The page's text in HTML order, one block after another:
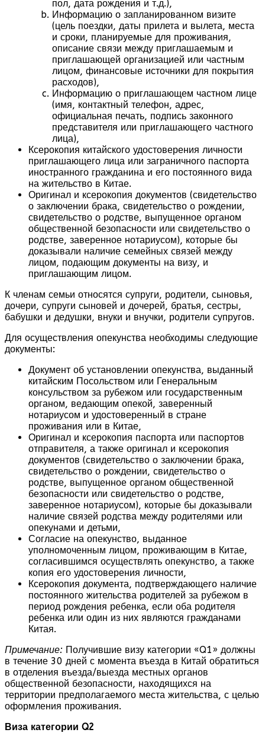
пол, дата рождения и т.д.),
Информацию о запланированном визите
(цель поездки, даты прилета и вылета, места
и сроки, планируемые для проживания,
описание связи между приглашаемым и
приглашающей организацией или частным
лицом, финансовые источники для покрытия
расходов),
Информацию о приглашающем частном лице
(имя, контактный телефон, адрес,
официальная печать, подпись законного
представителя или приглашающего частного
лица),
Ксерокопия китайского удостоверения личности
приглашающего лица или заграничного паспорта
иностранного гражданина и его постоянного вида
на жительство в Китае.
Оригинал и ксерокопия документов (свидетельство
о заключении брака, свидетельство о рождении,
свидетельство о родстве, выпущенное органом
общественной безопасности или свидетельство о
родстве, заверенное нотариусом), которые бы
доказывали наличие семейных связей между
лицом, подающим документы на визу, и
приглашающим лицом.
К членам семьи относятся супруги, родители, сыновья,
дочери, супруги сыновей и дочерей, братья, сестры,
бабушки и дедушки, внуки и внучки, родители супругов.
Для осуществления опекунства необходимы следующие
документы:
Документ об установлении опекунства, выданный
китайским Посольством или Генеральным
консульством за рубежом или государственным
органом, ведающим опекой, заверенный
нотариусом и удостоверенный в стране
проживания или в Китае,
Оригинал и ксерокопия паспорта или паспортов
отправителя, а также оригинал и ксерокопия
документов (свидетельство о заключении брака,
свидетельство о рождении, свидетельство о
родстве, выпущенное органом общественной
безопасности или свидетельство о родстве,
заверенное нотариусом), которые бы доказывали
наличие связей родства между родителями или
опекунами и детьми,
Согласие на опекунство, выданное
уполномоченным лицом, проживающим в Китае,
согласившимся осуществлять опекунство, а также
копия его удостоверения личности,
Ксерокопия документа, подтверждающего наличие
постоянного жительства родителей за рубежом в
период рождения ребенка, если оба родителя
ребенка или один из них являются гражданами
Китая.
Примечание: Получившие визу категории «Q1» должны
в течение 30 дней с момента въезда в Китай обратиться
в отделения въезда/выезда местных органов
общественной безопасности, находящихся на
территории предполагаемого места жительства, с целью
оформления проживания.
Виза категории Q2